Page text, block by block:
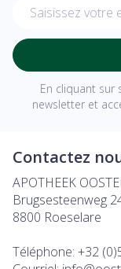
En cliquant sur
newsletter et
Contactez
APOTHEEK
Brugsesteenweg
8800 Roeselare
Téléphone: +32